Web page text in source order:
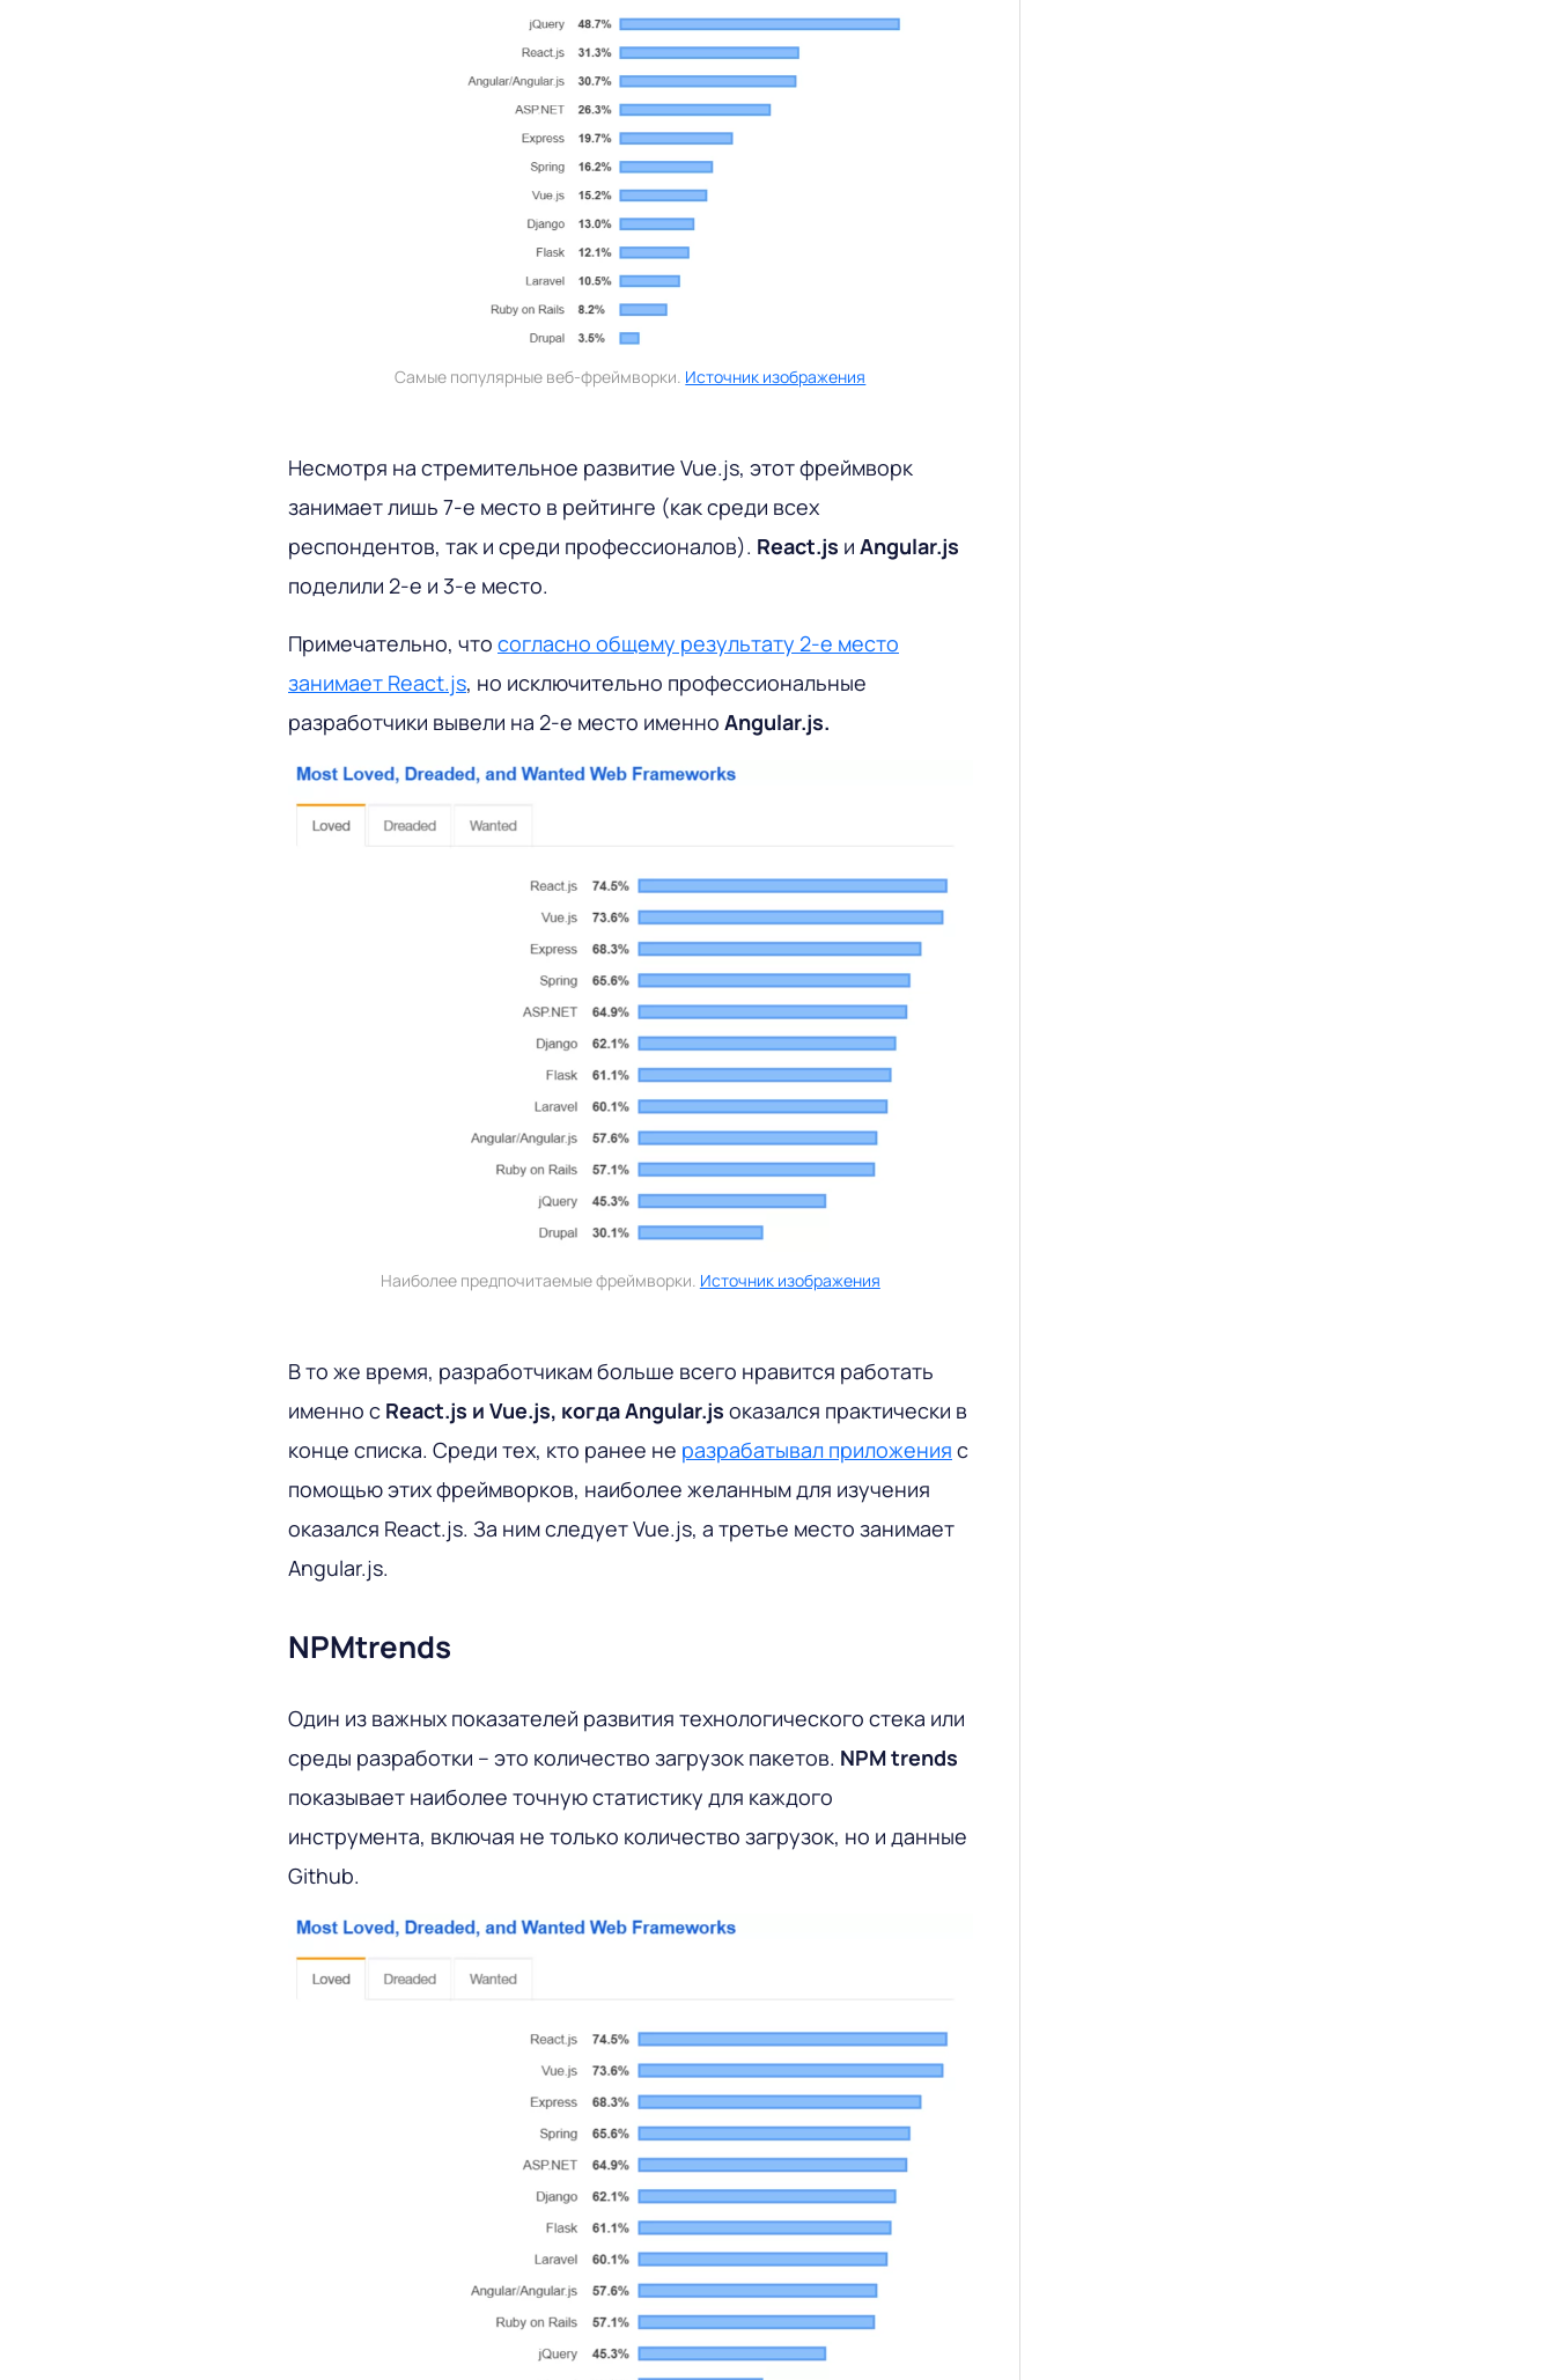
Самые популярные веб-фреймворки. Источник изображения
Несмотря на стремительное развитие Vue.js, этот фреймворк
занимает лишь 7-е место в рейтинге (как среди всех
респондентов, так и среди профессионалов). React.js и Angular.js
поделили 2-е и 3-е место.
Примечательно, что согласно общему результату 2-е место
занимает React.js, но исключительно профессиональные
разработчики вывели на 2-е место именно Angular.js.
Наиболее предпочитаемые фреймворки. Источник изображения
В то же время, разработчикам больше всего нравится работать
именно с React.js и Vue.js, когда Angular.js оказался практически в
конце списка. Среди тех, кто ранее не разрабатывал приложения с
помощью этих фреймворков, наиболее желанным для изучения
оказался React.js. За ним следует Vue.js, а третье место занимает
Angular.js.
NPMtrends
Один из важных показателей развития технологического стека или
среды разработки – это количество загрузок пакетов. NPM trends
показывает наиболее точную статистику для каждого
инструмента, включая не только количество загрузок, но и данные
Github.